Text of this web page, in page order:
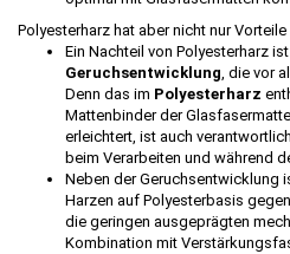
Polyesterharz hat aber nicht nur
Ein Nachteil von Polyesterharz
Geruchsentwicklung, die vor
Denn das im Polyesterharz
Mattenbinder der
erleichtert, ist auch
beim Verarbeiten und während
Neben der Geruchsentwicklung
Harzen auf Polyesterbasis
die geringen ausgeprägten
Kombination mit